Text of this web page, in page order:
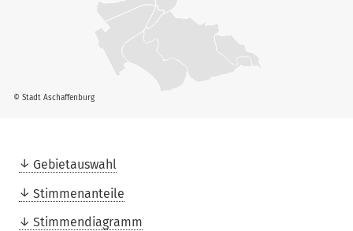
© Stadt Aschaffenburg
Gebietauswahl
Stimmenanteile
Stimmendiagramm